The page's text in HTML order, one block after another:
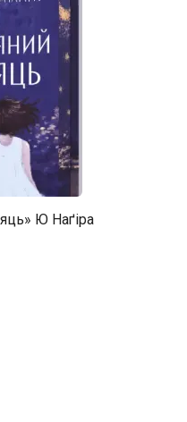
Ю Наґіра